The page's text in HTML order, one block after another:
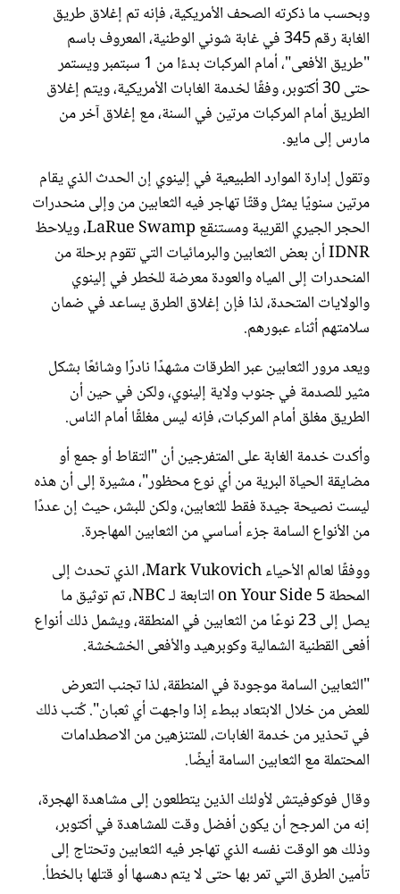
وبحسب ما ذكرته الصحف الأمريكية، فإنه تم إغلاق طريق
الغابة رقم 345 في غابة شوني الوطنية، المعروف باسم
"طريق الأفعى"، أمام المركبات بدءًا من 1 سبتمبر ويستمر
حتى 30 أكتوبر، وفقًا لخدمة الغابات الأمريكية، ويتم إغلاق
الطريق أمام المركبات مرتين في السنة، مع إغلاق آخر من
مارس إلى مايو.
وتقول إدارة الموارد الطبيعية في إلينوي إن الحدث الذي يقام
مرتين سنويًا يمثل وقتًا تهاجر فيه الثعابين من وإلى منحدرات
الحجر الجيري القريبة ومستنقع LaRue Swamp، ويلاحظ
IDNR أن بعض الثعابين والبرمائيات التي تقوم برحلة من
المنحدرات إلى المياه والعودة معرضة للخطر في إلينوي
والولايات المتحدة، لذا فإن إغلاق الطرق يساعد في ضمان
سلامتهم أثناء عبورهم.
ويعد مرور الثعابين عبر الطرقات مشهدًا نادرًا وشائعًا بشكل
مثير للصدمة في جنوب ولاية إلينوي، ولكن في حين أن
الطريق مغلق أمام المركبات، فإنه ليس مغلقًا أمام الناس.
وأكدت خدمة الغابة على المتفرجين أن "التقاط أو جمع أو
مضايقة الحياة البرية من أي نوع محظور"، مشيرة إلى أن هذه
ليست نصيحة جيدة فقط للثعابين، ولكن للبشر، حيث إن عددًا
من الأنواع السامة جزء أساسي من الثعابين المهاجرة.
ووفقًا لعالم الأحياء Mark Vukovich، الذي تحدث إلى
المحطة 5 on Your Side التابعة لـ NBC، تم توثيق ما
يصل إلى 23 نوعًا من الثعابين في المنطقة، ويشمل ذلك أنواع
أفعى القطنية الشمالية وكوبرهيد والأفعى الخشخشة.
"الثعابين السامة موجودة في المنطقة، لذا تجنب التعرض
للعض من خلال الابتعاد ببطء إذا واجهت أي ثعبان". كُتب ذلك
في تحذير من خدمة الغابات، للمتنزهين من الاصطدامات
المحتملة مع الثعابين السامة أيضًا.
وقال فوكوفيتش لأولئك الذين يتطلعون إلى مشاهدة الهجرة،
إنه من المرجح أن يكون أفضل وقت للمشاهدة في أكتوبر،
وذلك هو الوقت نفسه الذي تهاجر فيه الثعابين وتحتاج إلى
تأمين الطرق التي تمر بها حتى لا يتم دهسها أو قتلها بالخطأ.